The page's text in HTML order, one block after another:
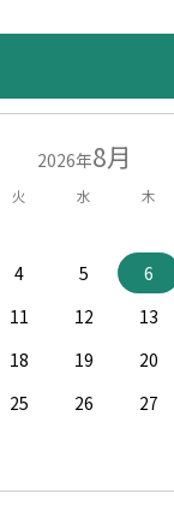
2026年8月
火 水 木
4 5 6
11 12 13
18 19 20
25 26 27